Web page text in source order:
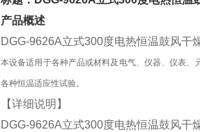
产品概述
DGG-9626A立式300度电热恒温鼓风干
本设备适用于各种产品或材料及电气、仪器、仪表
各种恒温适应性试验。
【详细说明】
DGG-9626A立式300度电热恒温鼓风干